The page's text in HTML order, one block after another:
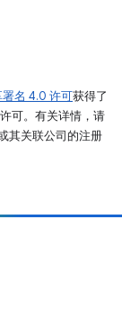
名 4.0 许可获得了
可。有关详情，请
其关联公司的注册